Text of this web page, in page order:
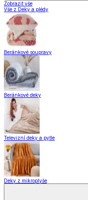
Zobrazit vše
Vše z Deky a plédy
Beránkové soupravy
Beránkové deky
Televizní deky a pytle
Deky z mikroplyše